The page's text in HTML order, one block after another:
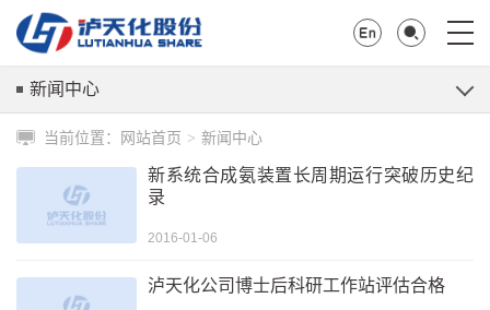
新闻中心
当前位置： 网站首页 > 新闻中心
新系统合成氨装置长周期运行突破历史纪
录
2016-01-06
泸天化公司博士后科研工作站评估合格